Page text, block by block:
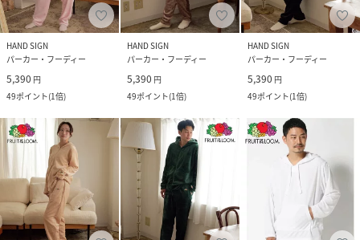
HAND SIGN
パーカー・フーディー
5,390 円
49ポイント(1倍)
HAND SIGN
パーカー・フーディー
5,390 円
49ポイント(1倍)
HAND SIGN
パーカー・フーディー
5,390 円
49ポイント(1倍)